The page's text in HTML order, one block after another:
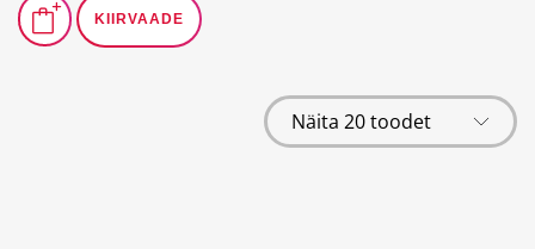
KIIRVAADE